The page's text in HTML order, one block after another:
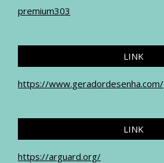
premium303
LINK
https://www.geradordesenha.com/
LINK
https://arguard.org/